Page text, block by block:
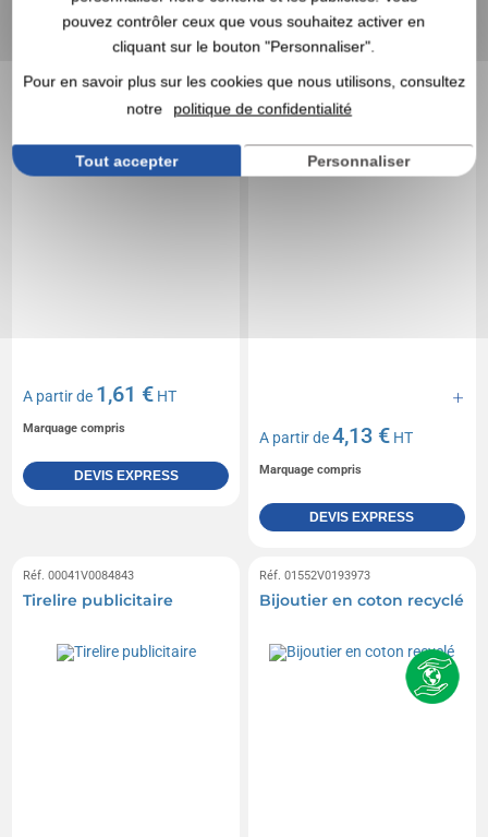
Boîte de 75 allumettes
en forme de tente
A partir de 1,61 € HT
Marquage compris
DEVIS EXPRESS
Tirelire cochon Smiley
A partir de4,13 € HT
Marquage compris
DEVIS EXPRESS
Réf. 00041V0084843
Tirelire publicitaire
Réf. 01552V0193973
Bijoutier en coton recyclé
pouvez contrôler ceux que vous souhaitez activer en
cliquant sur le bouton "Personnaliser".
Pour en savoir plus sur les cookies que nous utilisons, consultez
notre
politique de confidentialité
Tout accepter Personnaliser